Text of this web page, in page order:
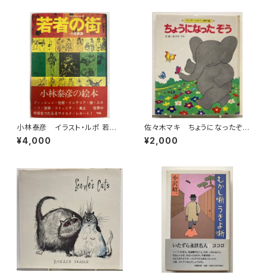
小林泰彦 イラスト・ルポ 若者
の街 1973年 初版 帯 晶
文社
¥4,000
佐々木マキ ちょうになったぞ
う キンダーメルヘン傑作選11
1981年（昭56） フレーベル
¥2,000